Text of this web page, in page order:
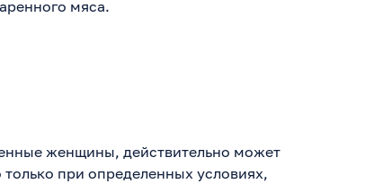
мяса.
женщины, действительно может
при определенных условиях,